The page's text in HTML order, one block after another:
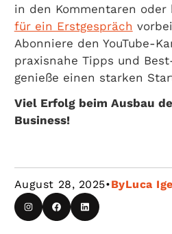
in den Kommentaren oder
für ein Erstgespräch
Abonniere den YouTube-
praxisnahe Tipps und
genieße einen starken
Viel Erfolg beim Ausbau
Business!
August 28, 2025•ByLuca